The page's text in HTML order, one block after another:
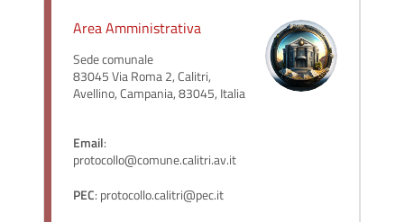
Area Amministrativa
Sede comunale
83045 Via Roma 2, Calitri,
Avellino, Campania, 83045, Italia
Email:
protocollo@comune.calitri.av.it
PEC: protocollo.calitri@pec.it